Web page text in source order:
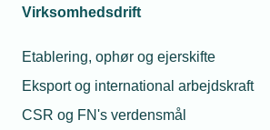
Virksomhedsdrift
Etablering, ophør og ejerskifte
Eksport og international arbejdskraft
CSR og FN's verdensmål
Kontakt